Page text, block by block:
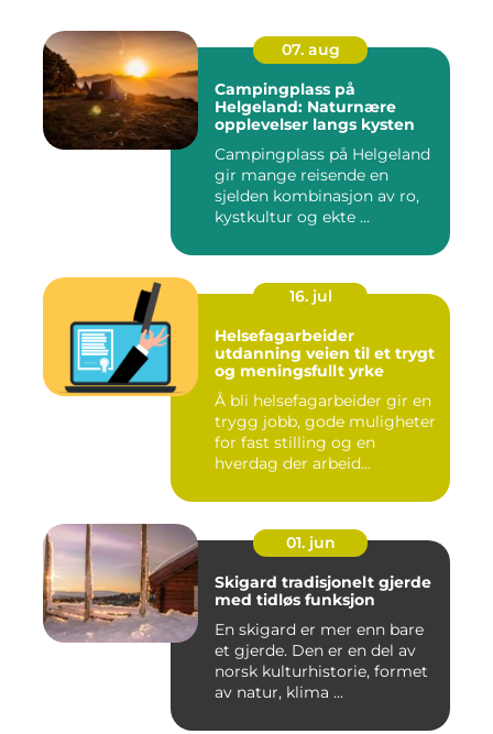
07. aug
Campingplass på
Helgeland: Naturnære
opplevelser langs kysten
Campingplass på Helgeland
gir mange reisende en
sjelden kombinasjon av ro,
kystkultur og ekte ...
16. jul
Helsefagarbeider
utdanning veien til et trygt
og meningsfullt yrke
Å bli helsefagarbeider gir en
trygg jobb, gode muligheter
for fast stilling og en
hverdag der arbeid...
01. jun
Skigard tradisjonelt gjerde
med tidløs funksjon
En skigard er mer enn bare
et gjerde. Den er en del av
norsk kulturhistorie, formet
av natur, klima ...